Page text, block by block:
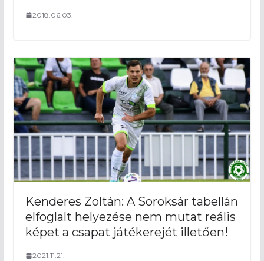
2018.06.03.
Kenderes Zoltán: A Soroksár tabellán
elfoglalt helyezése nem mutat reális
képet a csapat játékerejét illetően!
2021.11.21.